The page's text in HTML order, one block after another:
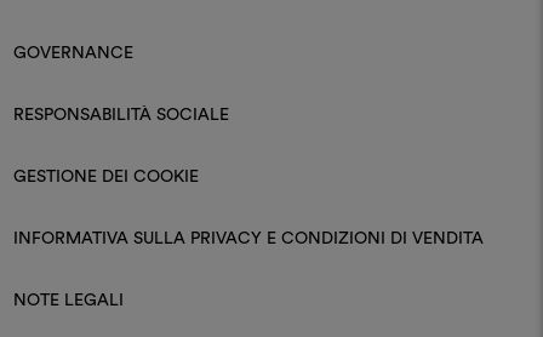
GOVERNANCE
RESPONSABILITÀ SOCIALE
GESTIONE DEI COOKIE
INFORMATIVA SULLA PRIVACY E CONDIZIONI DI VENDITA
NOTE LEGALI